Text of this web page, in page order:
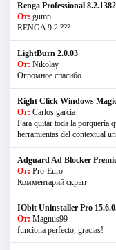
Renga Professional
От: gump
RENGA 9.2 ???
LightBurn 2.0.03
От: Nikolay
Огромное спасибо
Right Click Windows
От: Carlos garcia
Para quitar toda la porqueria
herramientas del contextual
Adguard Ad Blocker
От: Pro-Euro
Комментарий скрыт
IObit Uninstaller Pro
От: Magnus99
funciona perfecto, gracias!